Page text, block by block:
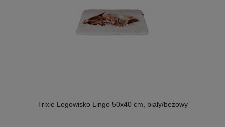
Trixie Legowisko Lingo 50x40 cm, biały/beżowy